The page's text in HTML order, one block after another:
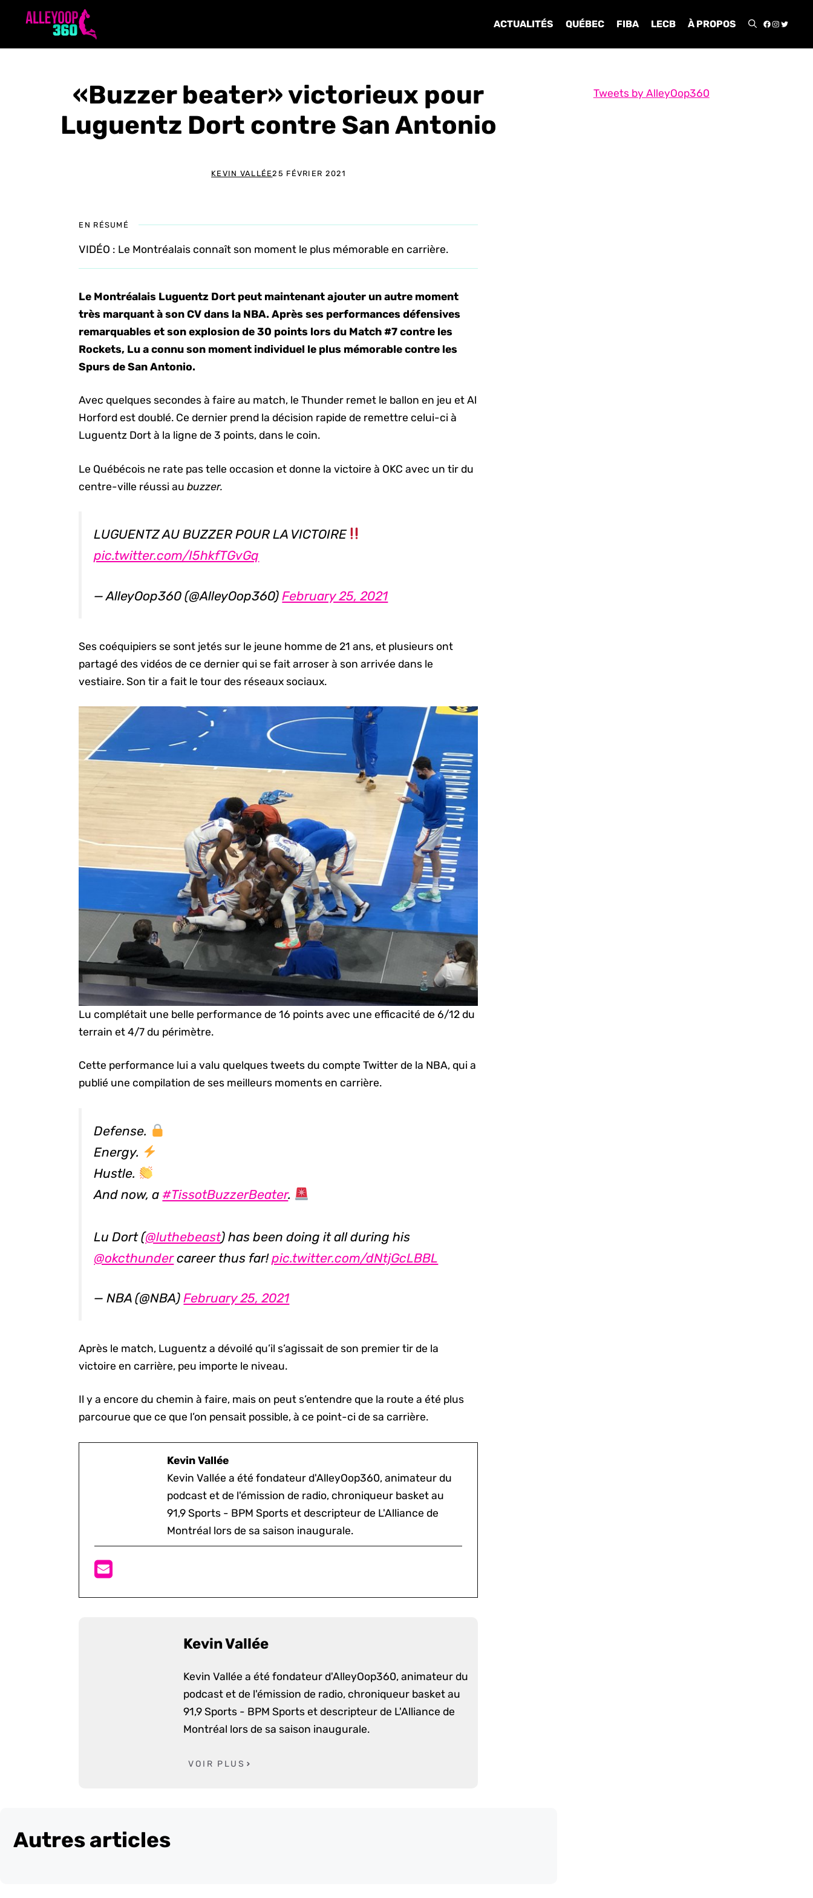
ACTUALITÉS QUÉBEC FIBA LECB À PROPOS
«Buzzer beater» victorieux pour
Luguentz Dort contre San Antonio
KEVIN VALLÉE25 FÉVRIER 2021
EN RÉSUMÉ
VIDÉO : Le Montréalais connaît son moment le plus mémorable en carrière.
Le Montréalais Luguentz Dort peut maintenant ajouter un autre moment
très marquant à son CV dans la NBA. Après ses performances défensives
remarquables et son explosion de 30 points lors du Match #7 contre les
Rockets, Lu a connu son moment individuel le plus mémorable contre les
Spurs de San Antonio.
Avec quelques secondes à faire au match, le Thunder remet le ballon en jeu et Al
Horford est doublé. Ce dernier prend la décision rapide de remettre celui-ci à
Luguentz Dort à la ligne de 3 points, dans le coin.
Le Québécois ne rate pas telle occasion et donne la victoire à OKC avec un tir du
centre-ville réussi aubuzzer.
LUGUENTZ AU BUZZER POUR LA VICTOIRE
pic.twitter.com/I5hkfTGvGq
— AlleyOop360 (@AlleyOop360)February 25, 2021
Ses coéquipiers se sont jetés sur le jeune homme de 21 ans, et plusieurs ont
partagé des vidéos de ce dernier qui se fait arroser à son arrivée dans le
vestiaire. Son tir a fait le tour des réseaux sociaux.
Lu complétait une belle performance de 16 points avec une efficacité de 6/12 du
terrain et 4/7 du périmètre.
Cette performance lui a valu quelques tweets du compte Twitter de la NBA, qui a
publié une compilation de ses meilleurs moments en carrière.
Defense.
Energy.
Hustle.
And now, a #TissotBuzzerBeater.
Lu Dort (@luthebeast) has been doing it all during his
@okcthundercareer thus far!pic.twitter.com/dNtjGcLBBL
— NBA (@NBA)February 25, 2021
Après le match, Luguentz a dévoilé qu’il s’agissait de son premier tir de la
victoire en carrière, peu importe le niveau.
Il y a encore du chemin à faire, mais on peut s’entendre que la route a été plus
parcourue que ce que l’on pensait possible, à ce point-ci de sa carrière.
Kevin Vallée
Kevin Vallée a été fondateur d'AlleyOop360, animateur du
podcast et de l'émission de radio, chroniqueur basket au
91,9 Sports - BPM Sports et descripteur de L'Alliance de
Montréal lors de sa saison inaugurale.
Kevin Vallée
Kevin Vallée a été fondateur d'AlleyOop360, animateur du
podcast et de l'émission de radio, chroniqueur basket au
91,9 Sports - BPM Sports et descripteur de L'Alliance de
Montréal lors de sa saison inaugurale.
VOIR PLUS
Autres articles
Tweets by AlleyOop360